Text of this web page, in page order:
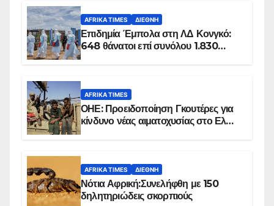
AFRIKA TIMES ΔΙΕΘΝΉ
Επιδημία Έμπολα στη ΛΔ Κονγκό:
648 θάνατοι επί συνόλου 1.830
AFRIKA TIMES
ΟΗΕ: Προειδοποίηση Γκουτέρες για
κίνδυνο νέας αιματοχυσίας στο Ελ
AFRIKA TIMES ΔΙΕΘΝΉ
Νότια Αφρική:Συνελήφθη με 150
δηλητηριώδεις σκορπιούς